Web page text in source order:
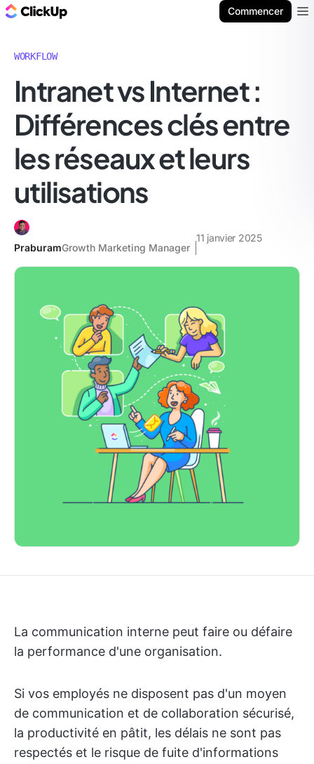
Commencer
WORKFLOW
Intranet vs Internet :
Différences clés entre
les réseaux et leurs
utilisations
PraburamGrowth Marketing Manager
11 janvier 2025
La communication interne peut faire ou défaire
la performance d'une organisation.
Si vos employés ne disposent pas d'un moyen
de communication et de collaboration sécurisé,
la productivité en pâtit, les délais ne sont pas
respectés et le risque de fuite d'informations